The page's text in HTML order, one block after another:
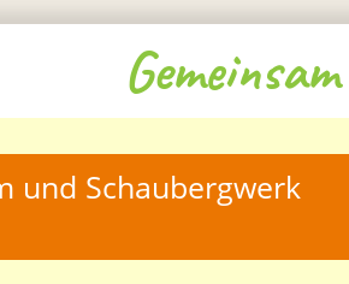
und Schaubergwerk